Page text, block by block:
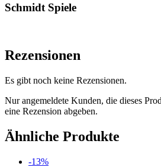
Schmidt Spiele
Rezensionen
Es gibt noch keine Rezensionen.
Nur angemeldete Kunden, die dieses
eine Rezension abgeben.
Ähnliche Produkte
-13%